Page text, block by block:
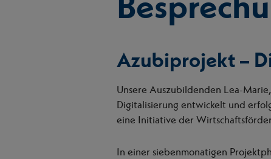
Azubiprojekt –
Unsere Auszubildenden Lea-
Digitalisierung entwickelt und
eine Initiative der
In einer siebenmonatigen